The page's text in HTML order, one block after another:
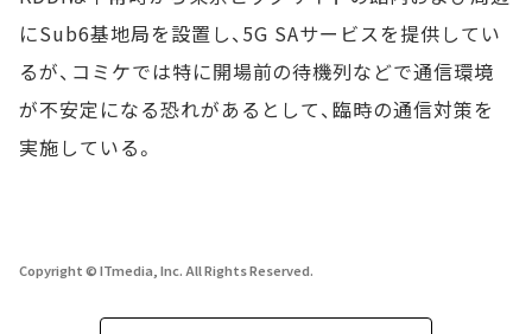
にSub6基地局を設置し、5G SAサービスを提供してい
るが、コミケでは特に開場前の待機列などで通信環境
が不安定になる恐れがあるとして、臨時の通信対策を
実施している。
Copyright © ITmedia, Inc. All Rights Reserved.